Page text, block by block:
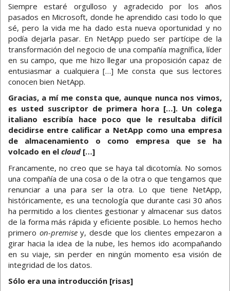
Siempre estaré orgulloso y agradecido por los años
pasados en Microsoft, donde he aprendido casi todo lo que
sé, pero la vida me ha dado esta nueva oportunidad y no
podía dejarla pasar. En NetApp puedo ser partícipe de la
transformación del negocio de una compañía magnífica, líder
en su campo, que me hizo llegar una proposición capaz de
entusiasmar a cualquiera […] Me consta que sus lectores
conocen bien NetApp.
Gracias, a mí me consta que, aunque nunca nos vimos,
es usted suscriptor de primera hora […]. Un colega
italiano escribía hace poco que le resultaba difícil
decidirse entre calificar a NetApp como una empresa
de almacenamiento o como empresa que se ha
volcado en el cloud[…]
Francamente, no creo que se haya tal dicotomía. No somos
una compañía de una cosa o de la otra o que tengamos que
renunciar a una para ser la otra. Lo que tiene NetApp,
históricamente, es una tecnología que durante casi 30 años
ha permitido a los clientes gestionar y almacenar sus datos
de la forma más rápida y eficiente posible. Lo hemos hecho
primero on-premisey, desde que los clientes empezaron a
girar hacia la idea de la nube, les hemos ido acompañando
en su viaje, sin perder en ningún momento esa visión de
integridad de los datos.
Sólo era una introducción [risas]